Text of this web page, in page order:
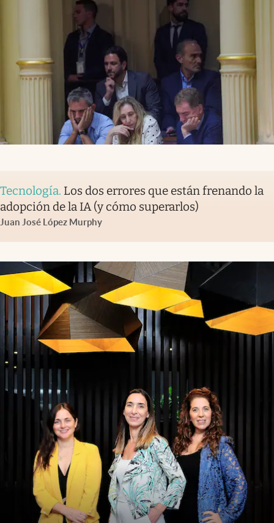
Tecnología. Los dos errores que están frenando la
adopción de la IA (y cómo superarlos)
Juan José López Murphy